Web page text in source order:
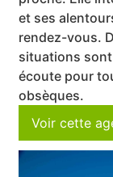
et ses
rendez-vous.
situations
écoute pour
obsèques.
Voir cette